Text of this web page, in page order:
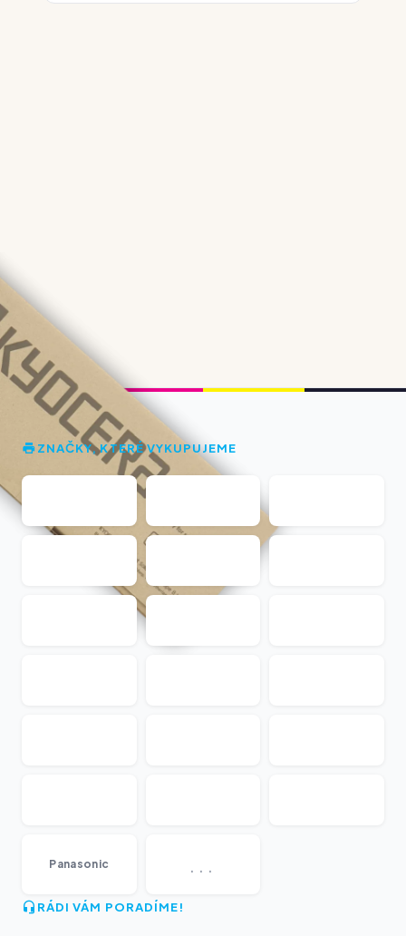
ZNAČKY, KTERÉ VYKUPUJEME
Panasonic ...
RÁDI VÁM PORADÍME!